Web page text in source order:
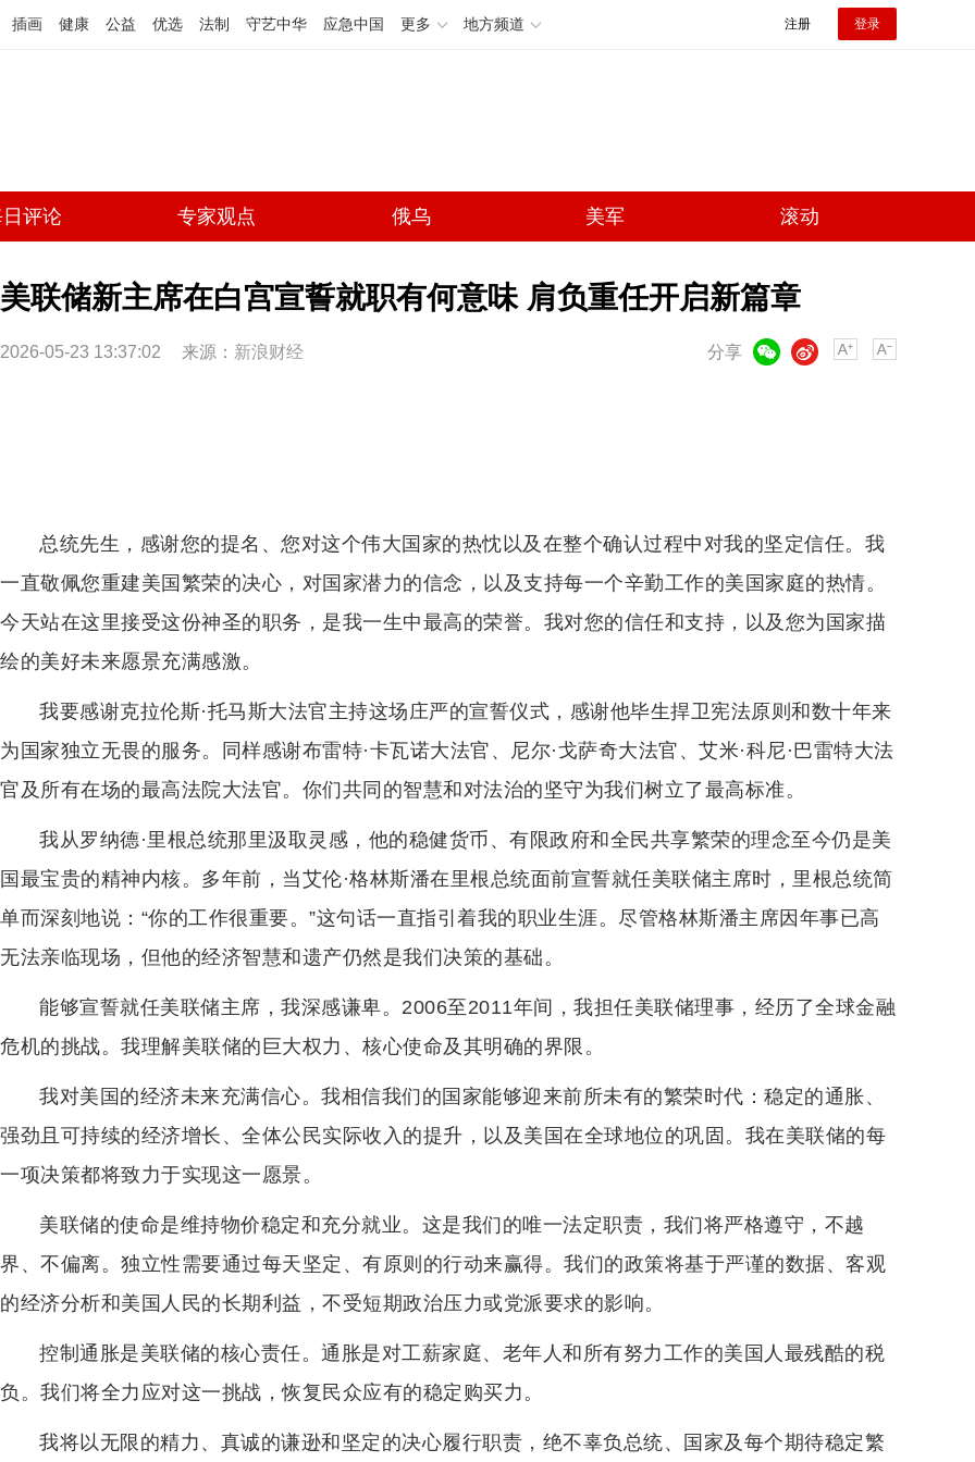
插画 健康 公益 优选 法制 守艺中华 应急中国 更多 地方频道 注册 登录
评论 专家观点 俄乌 美军 滚动
美联储新主席在白宫宣誓就职有何意味 肩负重任开启新篇章
2026-05-23 13:37:02 来源： 新浪财经 分享
微博
总统先生，感谢您的提名、您对这个伟大国家的热忱以及在整个确认过程中对我的坚定信任。我
一直敬佩您重建美国繁荣的决心，对国家潜力的信念，以及支持每一个辛勤工作的美国家庭的热情。
今天站在这里接受这份神圣的职务，是我一生中最高的荣誉。我对您的信任和支持，以及您为国家描
绘的美好未来愿景充满感激。
我要感谢克拉伦斯·托马斯大法官主持这场庄严的宣誓仪式，感谢他毕生捍卫宪法原则和数十年来
为国家独立无畏的服务。同样感谢布雷特·卡瓦诺大法官、尼尔·戈萨奇大法官、艾米·科尼·巴雷特大法
官及所有在场的最高法院大法官。你们共同的智慧和对法治的坚守为我们树立了最高标准。
我从罗纳德·里根总统那里汲取灵感，他的稳健货币、有限政府和全民共享繁荣的理念至今仍是美
国最宝贵的精神内核。多年前，当艾伦·格林斯潘在里根总统面前宣誓就任美联储主席时，里根总统简
单而深刻地说：“你的工作很重要。”这句话一直指引着我的职业生涯。尽管格林斯潘主席因年事已高
无法亲临现场，但他的经济智慧和遗产仍然是我们决策的基础。
能够宣誓就任美联储主席，我深感谦卑。2006至2011年间，我担任美联储理事，经历了全球金融
危机的挑战。我理解美联储的巨大权力、核心使命及其明确的界限。
我对美国的经济未来充满信心。我相信我们的国家能够迎来前所未有的繁荣时代：稳定的通胀、
强劲且可持续的经济增长、全体公民实际收入的提升，以及美国在全球地位的巩固。我在美联储的每
一项决策都将致力于实现这一愿景。
美联储的使命是维持物价稳定和充分就业。这是我们的唯一法定职责，我们将严格遵守，不越
界、不偏离。独立性需要通过每天坚定、有原则的行动来赢得。我们的政策将基于严谨的数据、客观
的经济分析和美国人民的长期利益，不受短期政治压力或党派要求的影响。
控制通胀是美联储的核心责任。通胀是对工薪家庭、老年人和所有努力工作的美国人最残酷的税
负。我们将全力应对这一挑战，恢复民众应有的稳定购买力。
我将以无限的精力、真诚的谦逊和坚定的决心履行职责，绝不辜负总统、国家及每个期待稳定繁